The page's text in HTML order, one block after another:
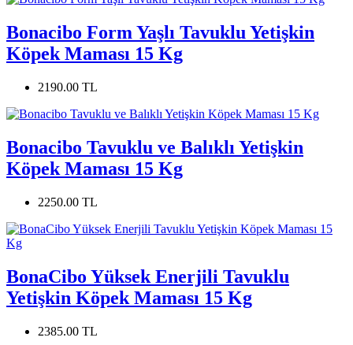
Bonacibo Form Yaşlı Tavuklu Yetişkin
Köpek Maması 15 Kg
2190.00 TL
Bonacibo Tavuklu ve Balıklı Yetişkin
Köpek Maması 15 Kg
2250.00 TL
BonaCibo Yüksek Enerjili Tavuklu
Yetişkin Köpek Maması 15 Kg
2385.00 TL